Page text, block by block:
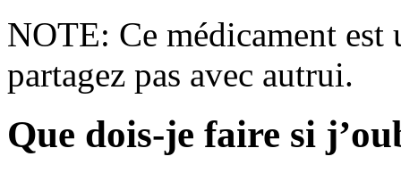
NOTE: Ce médicament
partagez pas avec autrui.
Que dois-je faire si